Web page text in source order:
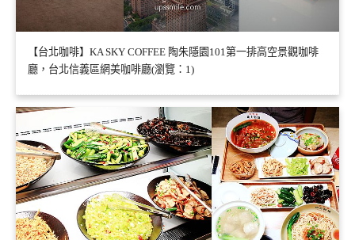
【台北咖啡】KA SKY COFFEE 陶朱隱園101第一排高空景觀咖啡
廳，台北信義區網美咖啡廳(瀏覽：1)